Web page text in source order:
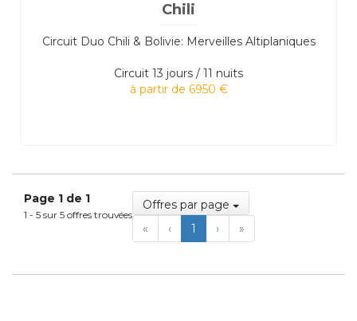
Chili
Circuit Duo Chili & Bolivie: Merveilles Altiplaniques
Circuit 13 jours / 11 nuits
à partir de 6950 €
Page 1 de 1
1 - 5 sur 5 offres trouvées
Offres par page
« First‹Previous
1 ›Next
»